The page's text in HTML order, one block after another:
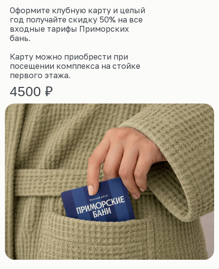
Оформите клубную карту и целый
год получайте скидку 50% на все
входные тарифы Приморских
бань.
Карту можно приобрести при
посещении комплекса на стойке
первого этажа.
4500 ₽